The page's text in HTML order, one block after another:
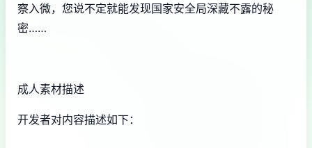
察入微，您说不定就能发现国家安全局深藏不露的秘
密……
成人素材描述
开发者对内容描述如下：